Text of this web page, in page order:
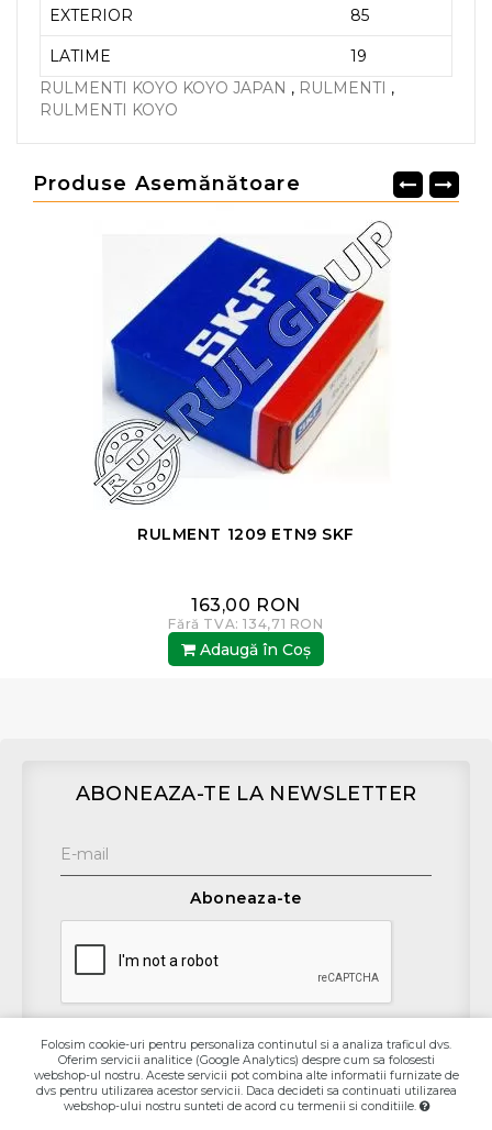
EXTERIOR 85
LATIME
19
RULMENTI KOYO KOYO JAPAN , RULMENTI ,
RULMENTI KOYO
Produse Asemănătoare
RULMENT 1209 ETN9 SKF
163,00 RON
Fără TVA: 134,71 RON
Adaugă în Coş
ABONEAZA-TE LA NEWSLETTER
Aboneaza-te
Contact
Folosim cookie-uri pentru personaliza continutul si a analiza traficul dvs.
Oferim servicii analitice (Google Analytics) despre cum sa folosesti
webshop-ul nostru. Aceste servicii pot combina alte informatii furnizate de
dvs pentru utilizarea acestor servicii. Daca decideti sa continuati utilizarea
webshop-ului nostru sunteti de acord cu termenii si conditiile.